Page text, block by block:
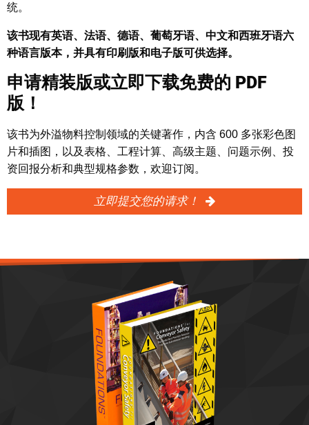
统。
该书现有英语、法语、德语、葡萄牙语、中文和西班牙语六
种语言版本，并具有印刷版和电子版可供选择。
申请精装版或立即下载免费的 PDF
版！
该书为外溢物料控制领域的关键著作，内含 600 多张彩色图
片和插图，以及表格、工程计算、高级主题、问题示例、投
资回报分析和典型规格参数，欢迎订阅。
立即提交您的请求！